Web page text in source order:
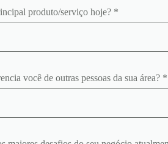
produto/serviço hoje? *
você de outras pessoas da sua área? *